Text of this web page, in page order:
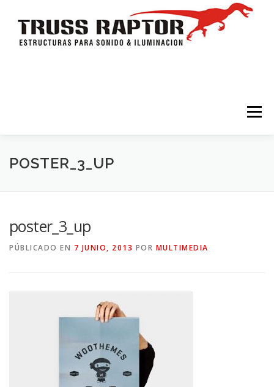
Menú
HOME TRÍPODES Y TORRES
ILUMINACION CONTACTO
POSTER_3_UP
poster_3_up
PÚBLICADO EN 7 JUNIO, 2013 POR MULTIMEDIA